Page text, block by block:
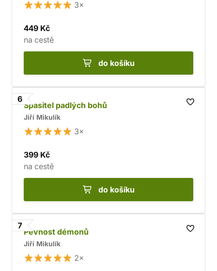
3×
449 Kč
na cestě
do košíku
6
Spasitel padlých bohů
Jiří Mikulík
3×
399 Kč
na cestě
do košíku
7
Pevnost démonů
Jiří Mikulík
2×